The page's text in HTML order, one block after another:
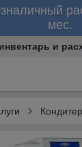
мес.
и